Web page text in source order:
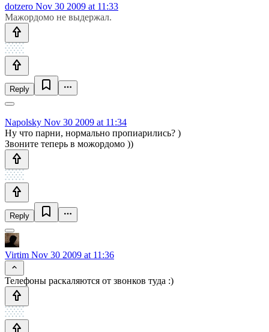
dotzero Nov 30 2009 at 11:33
Мажордомо не выдержал.
Reply
Napolsky Nov 30 2009 at 11:34
Ну что парни, нормально пропиарились? )
Звоните теперь в можордомо ))
Reply
Virtim Nov 30 2009 at 11:36
Телефоны раскаляются от звонков туда :)